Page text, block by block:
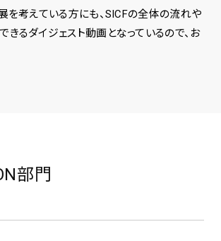
を考えている方にも、SICFの全体の流れや
るダイジェスト動画となっているので、お
部門